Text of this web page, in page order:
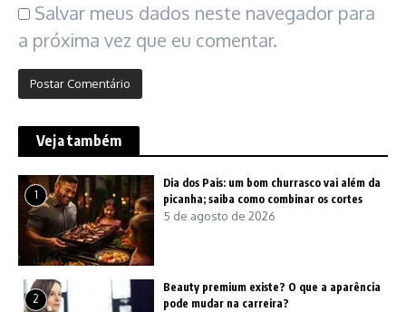
Salvar meus dados neste navegador para
a próxima vez que eu comentar.
Veja também
1
Dia dos Pais: um bom churrasco vai além da
picanha; saiba como combinar os cortes
5 de agosto de 2026
2
Beauty premium existe? O que a aparência
pode mudar na carreira?